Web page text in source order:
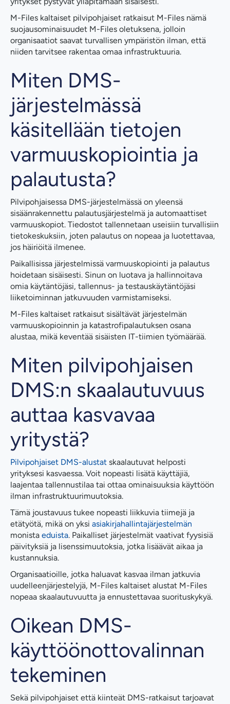
M-Files kaltaiset pilvipohjaiset ratkaisut M-Files nämä
suojausominaisuudet M-Files oletuksena, jolloin
organisaatiot saavat turvallisen ympäristön ilman, että
niiden tarvitsee rakentaa omaa infrastruktuuria.
Miten DMS-
järjestelmässä
käsitellään tietojen
varmuuskopiointia ja
palautusta?
Pilvipohjaisessa DMS-järjestelmässä on yleensä
sisäänrakennettu palautusjärjestelmä ja automaattiset
varmuuskopiot. Tiedostot tallennetaan useisiin turvallisiin
tietokeskuksiin, joten palautus on nopeaa ja luotettavaa,
jos häiriöitä ilmenee.
Paikallisissa järjestelmissä varmuuskopiointi ja palautus
hoidetaan sisäisesti. Sinun on luotava ja hallinnoitava
omia käytäntöjäsi, tallennus- ja testauskäytäntöjäsi
liiketoiminnan jatkuvuuden varmistamiseksi.
M-Files kaltaiset ratkaisut sisältävät järjestelmän
varmuuskopioinnin ja katastrofipalautuksen osana
alustaa, mikä keventää sisäisten IT-tiimien työmäärää.
Miten pilvipohjaisen
DMS:n skaalautuvuus
auttaa kasvavaa
yritystä?
Pilvipohjaiset DMS-alustat skaalautuvat helposti
yrityksesi kasvaessa. Voit nopeasti lisätä käyttäjiä,
laajentaa tallennustilaa tai ottaa ominaisuuksia käyttöön
ilman infrastruktuurimuutoksia.
Tämä joustavuus tukee nopeasti liikkuvia tiimejä ja
etätyötä, mikä on yksi asiakirjahallintajärjestelmän
monista eduista. Paikalliset järjestelmät vaativat fyysisiä
päivityksiä ja lisenssimuutoksia, jotka lisäävät aikaa ja
kustannuksia.
Organisaatioille, jotka haluavat kasvaa ilman jatkuvia
uudelleenjärjestelyjä, M-Files kaltaiset alustat M-Files
nopeaa skaalautuvuutta ja ennustettavaa suorituskykyä.
Oikean DMS-
käyttöönottovalinnan
tekeminen
Sekä pilvipohjaiset että kiinteät DMS-ratkaisut tarjoavat